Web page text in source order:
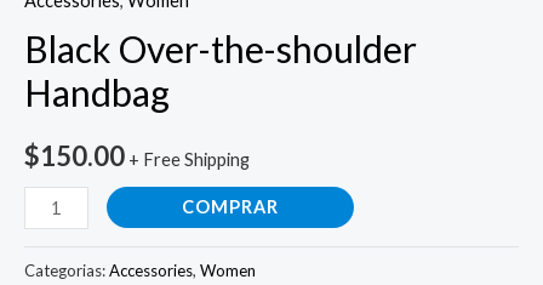
Black Over-the-shoulder
Handbag
$150.00 + Free Shipping
COMPRAR
Categorias:Accessories, Women